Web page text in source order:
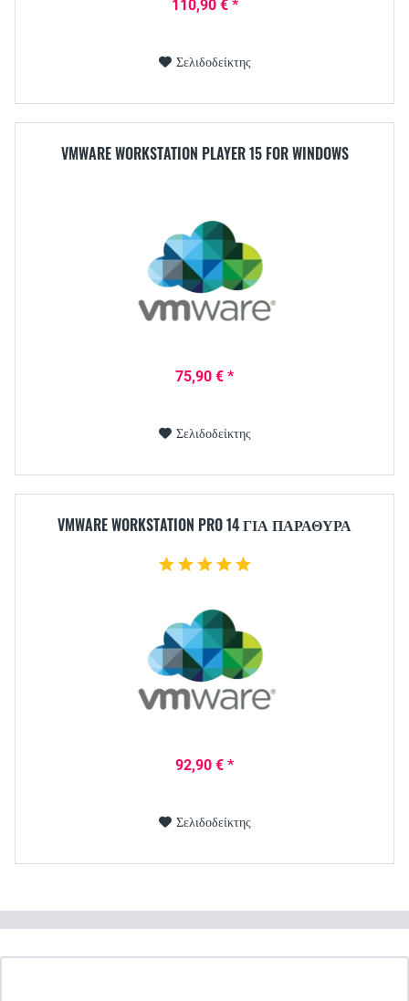
110,90 € *
Σελιδοδείκτης
VMWARE WORKSTATION PLAYER 15 FOR WINDOWS
75,90 € *
Σελιδοδείκτης
VMWARE WORKSTATION PRO 14 ΓΙΑ ΠΑΡΆΘΥΡΑ
92,90 € *
Σελιδοδείκτης